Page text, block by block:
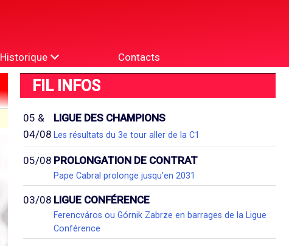
Historique Contacts
FIL INFOS
05 &
04/08
LIGUE DES CHAMPIONS
Les résultats du 3e tour aller de la C1
05/08 PROLONGATION DE CONTRAT
Pape Cabral prolonge jusqu'en 2031
03/08 LIGUE CONFÉRENCE
Ferencváros ou Górnik Zabrze en barrages de la Ligue
Conférence